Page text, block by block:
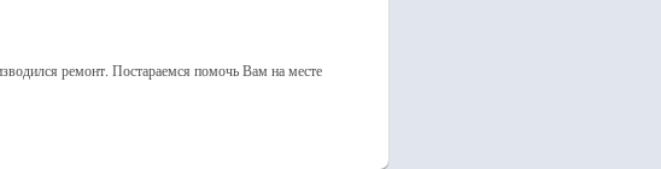
ремонт. Постараемся помочь Вам на месте